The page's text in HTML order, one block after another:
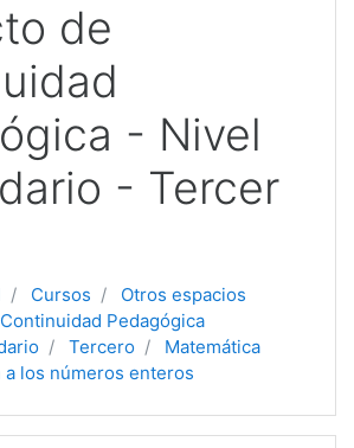
de
- Nivel
- Tercer
Cursos
Otros espacios
Pedagógica
Tercero
Matemática
los números enteros